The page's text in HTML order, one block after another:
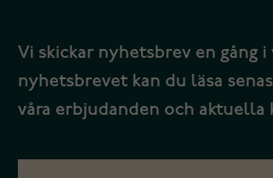
Vi skickar nyhetsbrev en gång i
nyhetsbrevet kan du läsa
våra erbjudanden och aktuella